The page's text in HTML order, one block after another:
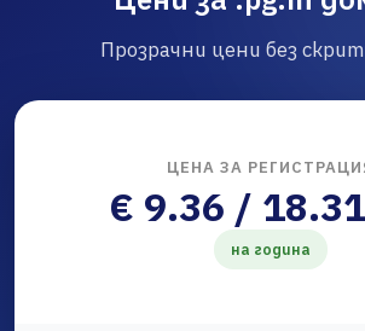
Прозрачни цени без
ЦЕНА ЗА
€ 9.36 /
на година